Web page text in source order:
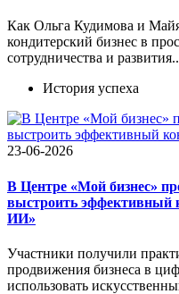
Как Ольга Кудимова и
кондитерский бизнес в
сотрудничества и
История успеха
23-06-2026
В Центре «Мой бизнес»
выстроить эффективный
ИИ»
Участники получили
продвижения бизнеса в
использовать